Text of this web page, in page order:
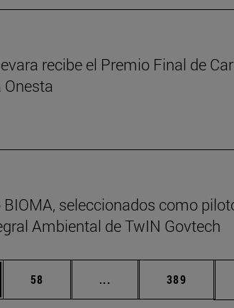
recibe el Premio Final de
Onesta
seleccionados como
Ambiental de TwIN Govtech
desplazarse.
Página
58 ... Páginas intermedias
Página
389